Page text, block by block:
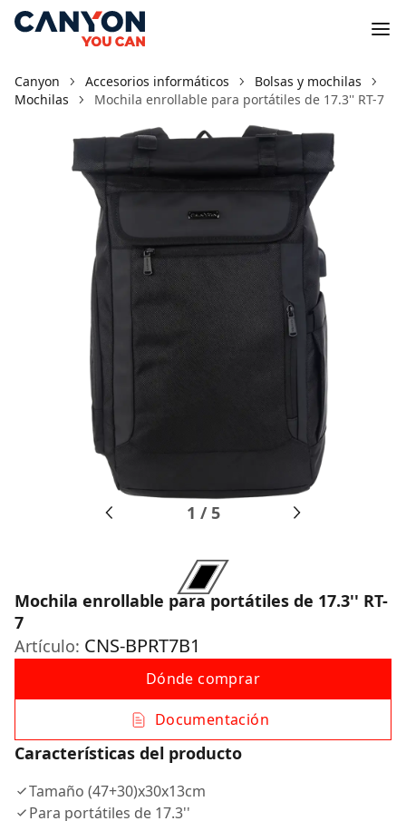
Canyon Accesorios informáticos
Bolsas y mochilas
Mochilas
Mochila enrollable para portátiles de 17.3'' RT-7
1 / 5
Mochila enrollable para portátiles de 17.3'' RT-
7
Artículo: CNS-BPRT7B1
Dónde comprar
Documentación
Características del producto
Tamaño (47+30)x30x13cm
Para portátiles de 17.3''